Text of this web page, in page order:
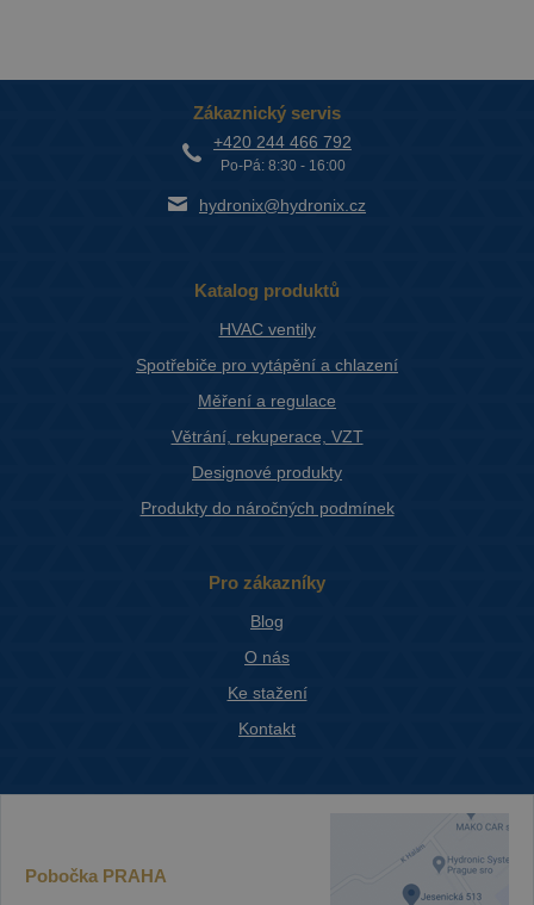
Zákaznický servis
+420 244 466 792
Po-Pá: 8:30 - 16:00
hydronix@hydronix.cz
Katalog produktů
HVAC ventily
Spotřebiče pro vytápění a chlazení
Měření a regulace
Větrání, rekuperace, VZT
Designové produkty
Produkty do náročných podmínek
Pro zákazníky
Blog
O nás
Ke stažení
Kontakt
Pobočka PRAHA